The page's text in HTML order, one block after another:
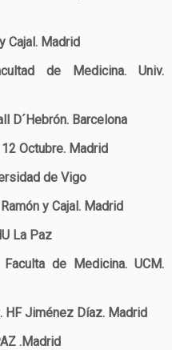
Cajal. Madrid
de Medicina. Univ.
D´Hebrón. Barcelona
Octubre. Madrid
de Vigo
y Cajal. Madrid
La Paz
de Medicina. UCM.
HF Jiménez Díaz. Madrid
.Madrid